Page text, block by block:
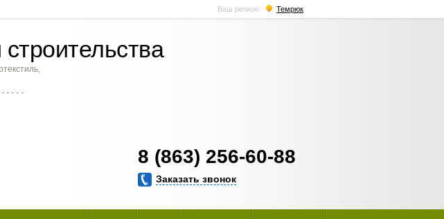
Ваш регион: Темрюк
8 (863) 256-60-88
Заказать звонок